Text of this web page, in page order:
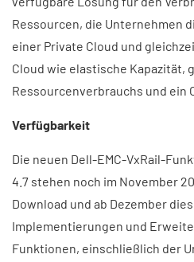
Ressourcen, die Unternehmen
einer Private Cloud und
Cloud wie elastische Kapazität,
Ressourcenverbrauchs und ein
Verfügbarkeit
Die neuen Dell-EMC-VxRail-
4.7 stehen noch im November
Download und ab Dezember
Implementierungen und
Funktionen, einschließlich der